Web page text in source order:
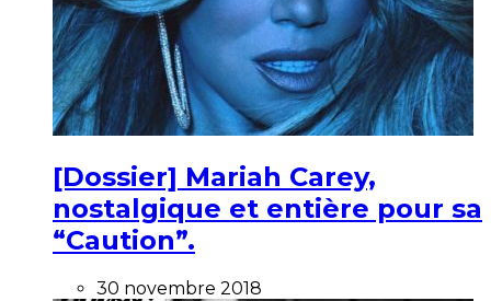
[Dossier] Mariah Carey,
nostalgique et entière pour sa
“Caution”.
30 novembre 2018